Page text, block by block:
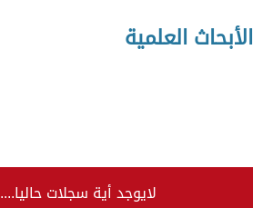
الأبحاث العلمية
لايوجد أية سجلات حاليا....